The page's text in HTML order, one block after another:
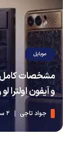
موبایل
و آیفون اولترا
جواد تاجی 2 ساعت قبل